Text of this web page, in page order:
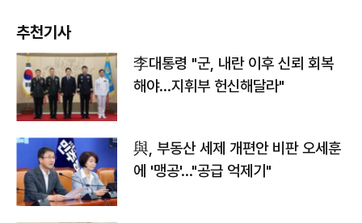
추천기사
李대통령 "군, 내란 이후 신뢰 회복
해야…지휘부 헌신해달라"
與, 부동산 세제 개편안 비판 오세훈
에 '맹공'…"공급 억제기"